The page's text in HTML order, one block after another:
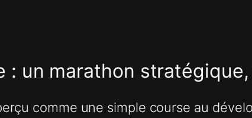
: un marathon
comme une simple course au